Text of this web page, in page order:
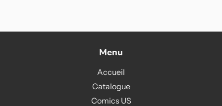
Menu
Accueil
Catalogue
Comics US